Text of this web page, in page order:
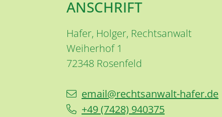
ANSCHRIFT
Hafer, Holger, Rechtsanwalt
Weiherhof 1
72348 Rosenfeld
email@rechtsanwalt-hafer.de
+49 (7428) 940375